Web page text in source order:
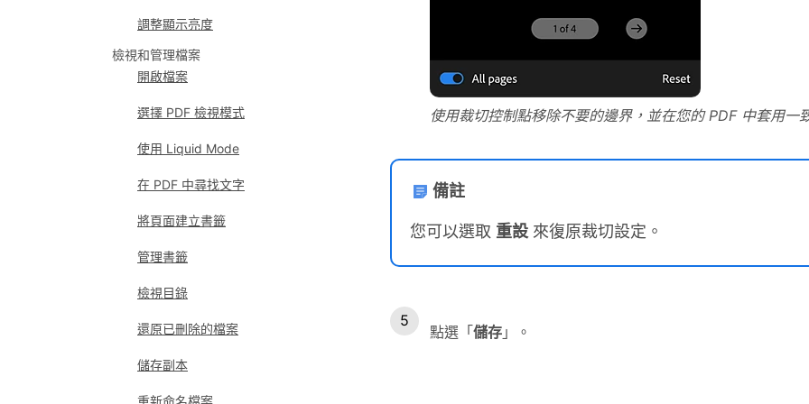
調整顯示亮度
檢視和管理檔案
開啟檔案
選擇 PDF 檢視模式
使用 Liquid Mode
在 PDF 中尋找文字
將頁面建立書籤
管理書籤
檢視目錄
還原已刪除的檔案
儲存副本
重新命名檔案
使用裁切控制點移除不要的邊界，並在您的 PDF 中套用一
備註
您可以選取 重設 來復原裁切設定。
點選「 儲存 」。